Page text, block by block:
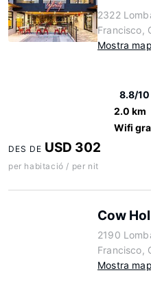
2322
Francisco,
Mostra
8.8/10
2.0 km
Wifi
DES DE USD 302
per habitació / per nit
Cow
2190
Francisco,
Mostra